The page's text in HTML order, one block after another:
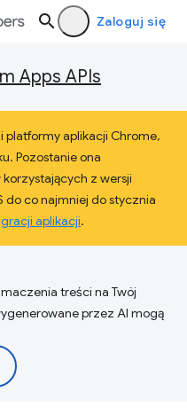
Zaloguj się
Apps APIs
platformy aplikacji Chrome,
Pozostanie ona
z wersji
do co najmniej do stycznia
aplikacji.
treści na Twój
przez AI mogą